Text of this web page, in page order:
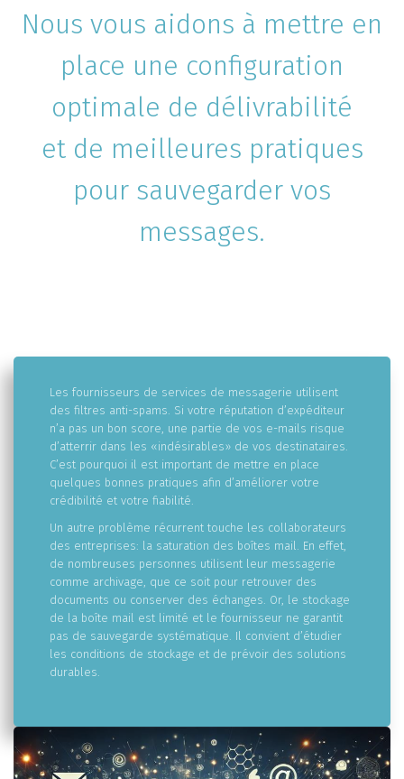
Nous vous aidons à mettre en
place une configuration
optimale de délivrabilité
et de meilleures pratiques
pour sauvegarder vos
messages.
Les fournisseurs de services de messagerie utilisent
des filtres anti-spams. Si votre réputation d’expéditeur
n’a pas un bon score, une partie de vos e-mails risque
d’atterrir dans les «indésirables» de vos destinataires.
C’est pourquoi il est important de mettre en place
quelques bonnes pratiques afin d’améliorer votre
crédibilité et votre fiabilité.
Un autre problème récurrent touche les collaborateurs
des entreprises: la saturation des boîtes mail. En effet,
de nombreuses personnes utilisent leur messagerie
comme archivage, que ce soit pour retrouver des
documents ou conserver des échanges. Or, le stockage
de la boîte mail est limité et le fournisseur ne garantit
pas de sauvegarde systématique. Il convient d’étudier
les conditions de stockage et de prévoir des solutions
durables.